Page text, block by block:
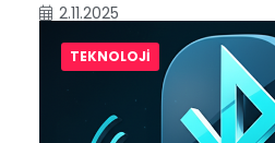
2.11.2025
TEKNOLOJI